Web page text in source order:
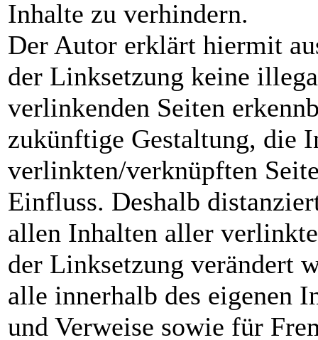
Inhalte zu verhindern.
Der Autor erklärt hiermit
der Linksetzung keine
verlinkenden Seiten
zukünftige Gestaltung, die
verlinkten/verknüpften
Einfluss. Deshalb
allen Inhalten aller
der Linksetzung verändert
alle innerhalb des eigenen
und Verweise sowie für